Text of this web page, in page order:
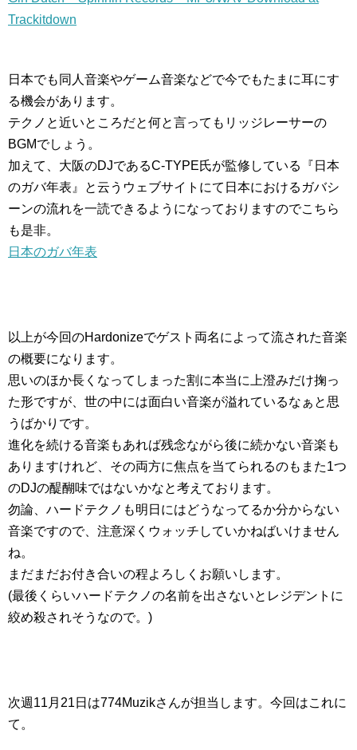
Trackitdown
日本でも同人音楽やゲーム音楽などで今でもたまに耳にす
る機会があります。
テクノと近いところだと何と言ってもリッジレーサーの
BGMでしょう。
加えて、大阪のDJであるC-TYPE氏が監修している『日本
のガバ年表』と云うウェブサイトにて日本におけるガバシ
ーンの流れを一読できるようになっておりますのでこちら
も是非。
日本のガバ年表
以上が今回のHardonizeでゲスト両名によって流された音楽
の概要になります。
思いのほか長くなってしまった割に本当に上澄みだけ掬っ
た形ですが、世の中には面白い音楽が溢れているなぁと思
うばかりです。
進化を続ける音楽もあれば残念ながら後に続かない音楽も
ありますけれど、その両方に焦点を当てられるのもまた1つ
のDJの醍醐味ではないかなと考えております。
勿論、ハードテクノも明日にはどうなってるか分からない
音楽ですので、注意深くウォッチしていかねばいけません
ね。
まだまだお付き合いの程よろしくお願いします。
(最後くらいハードテクノの名前を出さないとレジデントに
絞め殺されそうなので。)
次週11月21日は774Muzikさんが担当します。今回はこれに
て。